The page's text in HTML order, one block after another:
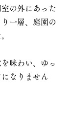
の外にあった
一層、庭園の
味わい、ゆっ
なりません